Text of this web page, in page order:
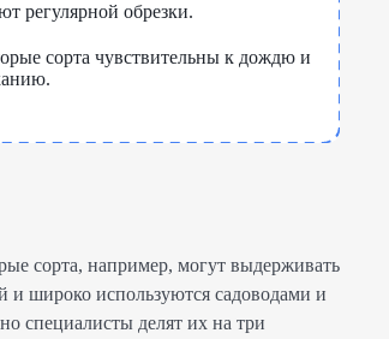
регулярной обрезки.
сорта чувствительны к дождю и
сорта, например, могут выдерживать
и широко используются садоводами и
специалисты делят их на три